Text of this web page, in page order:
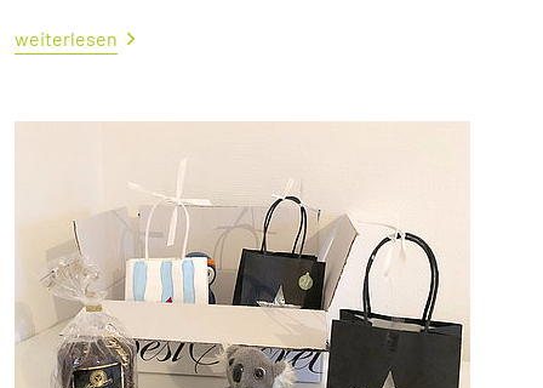
weiterlesen